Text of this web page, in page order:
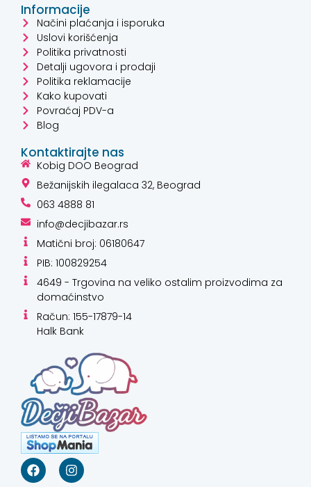
Informacije
Načini plaćanja i isporuka
Uslovi korišćenja
Politika privatnosti
Detalji ugovora i prodaji
Politika reklamacije
Kako kupovati
Povraćaj PDV-a
Blog
Kontaktirajte nas
Kobig DOO Beograd
Bežanijskih ilegalaca 32, Beograd
063 4888 81
info@decjibazar.rs
Matični broj: 06180647
PIB: 100829254
4649 - Trgovina na veliko ostalim proizvodima za
domaćinstvo
Račun: 155-17879-14
Halk Bank